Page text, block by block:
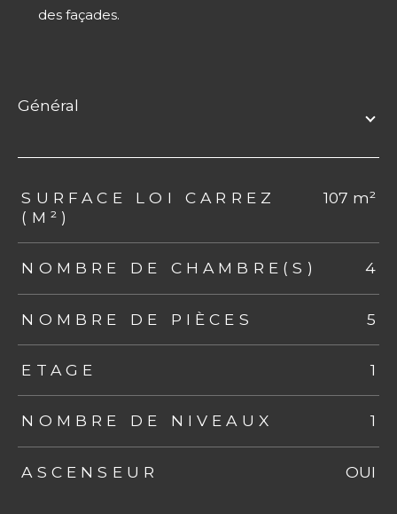
des façades.
général
TRAD_ZEPHYR_Caracteristique TRAD_ZEPHYR_Valeurs
SURFACE LOI CARREZ
(M²)
107 m²
NOMBRE DE CHAMBRE(S) 4
NOMBRE DE PIÈCES 5
ETAGE 1
NOMBRE DE NIVEAUX 1
ASCENSEUR OUI